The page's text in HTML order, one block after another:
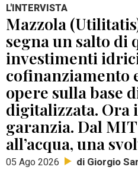
L'INTERVISTA
Mazzola
segna un salto di
investimenti
cofinanziamento
opere sulla base
digitalizzata. Ora
garanzia. Dal
all’acqua, una
05 Ago 2026 di Giorgio